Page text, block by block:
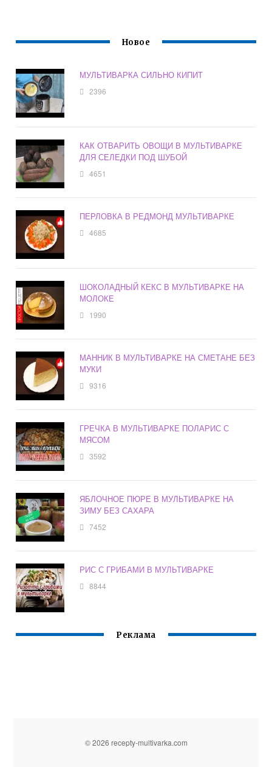
Новое
МУЛЬТИВАРКА СИЛЬНО КИПИТ
2396
КАК ОТВАРИТЬ ОВОЩИ В МУЛЬТИВАРКЕ
ДЛЯ СЕЛЕДКИ ПОД ШУБОЙ
4651
ПЕРЛОВКА В РЕДМОНД МУЛЬТИВАРКЕ
4685
ШОКОЛАДНЫЙ КЕКС В МУЛЬТИВАРКЕ НА
МОЛОКЕ
1990
МАННИК В МУЛЬТИВАРКЕ НА СМЕТАНЕ БЕЗ
МУКИ
9316
ГРЕЧКА В МУЛЬТИВАРКЕ ПОЛАРИС С
МЯСОМ
3592
ЯБЛОЧНОЕ ПЮРЕ В МУЛЬТИВАРКЕ НА
ЗИМУ БЕЗ САХАРА
7452
РИС С ГРИБАМИ В МУЛЬТИВАРКЕ
8844
Реклама
© 2026 recepty-multivarka.com